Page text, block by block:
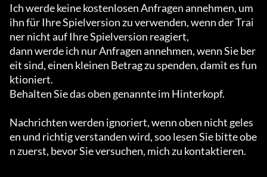
Ich werde keine kostenlosen Anfragen annehmen, um
ihn für Ihre Spielversion zu verwenden, wenn der Trai
ner nicht auf Ihre Spielversion reagiert,
dann werde ich nur Anfragen annehmen, wenn Sie ber
eit sind, einen kleinen Betrag zu spenden, damit es fun
ktioniert.
Behalten Sie das oben genannte im Hinterkopf.
Nachrichten werden ignoriert, wenn oben nicht geles
en und richtig verstanden wird, soo lesen Sie bitte obe
n zuerst, bevor Sie versuchen, mich zu kontaktieren.